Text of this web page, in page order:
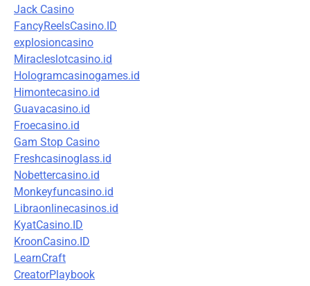
Jack Casino
FancyReelsCasino.ID
explosioncasino
Miracleslotcasino.id
Hologramcasinogames.id
Himontecasino.id
Guavacasino.id
Froecasino.id
Gam Stop Casino
Freshcasinoglass.id
Nobettercasino.id
Monkeyfuncasino.id
Libraonlinecasinos.id
KyatCasino.ID
KroonCasino.ID
LearnCraft
CreatorPlaybook